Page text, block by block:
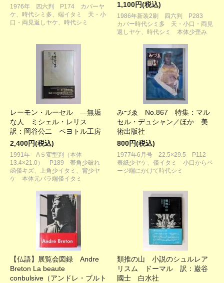
1976年 四六判 P174 カバーヤ
ケ、時代シミ多、端イタミ 天・小
口・両見返しヤケ、時代シミ
1,100円(税込)
1986年新装2刷 四六判 P283
カバー時代シミ多 天・小口・両見
返しヤケ、時代シミ 本体少歪み
レーモン・ルーセル ―無垢
な人 ミシェル・レリス
訳：岡谷公二 ペヨトル工房
2,400円(税込)
1991年 A５変型判（本体
13.4×21.0） P189 帯角少破れ
函僅キズ、上角少イタミ、背少ヤ
ケ 本体元パラ端僅イタミ
みづゑ No.867 特集：マル
セル・デュシャン／ほか 美
術出版社
800円(税込)
1977年6月号 22.5×29.5 P112
表紙少ヤケ、僅イタミ 小口からペ
ージ端にかけて時代シミ
【仏語】展覧会図録 Andre
Breton La beaute
conbulsive（アンドレ・ブルト
類推の山 小説のシュルレア
リスム ドーマル 訳：巌谷
國士 白水社